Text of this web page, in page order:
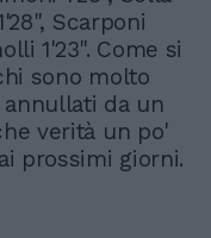
Scarponi
1'23". Come si
sono molto
da un
verità un po'
prossimi giorni.